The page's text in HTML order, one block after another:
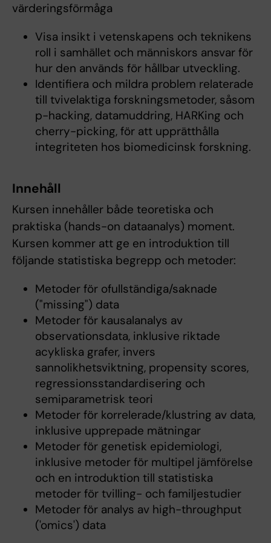
värderingsförmåga
Visa insikt i vetenskapens och teknikens
roll i samhället och människors ansvar för
hur den används för hållbar utveckling.
Identifiera och mildra problem relaterade
till tvivelaktiga forskningsmetoder, såsom
p-hacking, datamuddring, HARKing och
cherry-picking, för att upprätthålla
integriteten hos biomedicinsk forskning.
Innehåll
Kursen innehåller både teoretiska och
praktiska (hands-on dataanalys) moment.
Kursen kommer att ge en introduktion till
följande statistiska begrepp och metoder:
Metoder för ofullständiga/saknade
("missing") data
Metoder för kausalanalys av
observationsdata, inklusive riktade
acykliska grafer, invers
sannolikhetsviktning, propensity scores,
regressionsstandardisering och
semiparametrisk teori
Metoder för korrelerade/klustring av data,
inklusive upprepade mätningar
Metoder för genetisk epidemiologi,
inklusive metoder för multipel jämförelse
och en introduktion till statistiska
metoder för tvilling- och familjestudier
Metoder för analys av high-throughput
('omics') data